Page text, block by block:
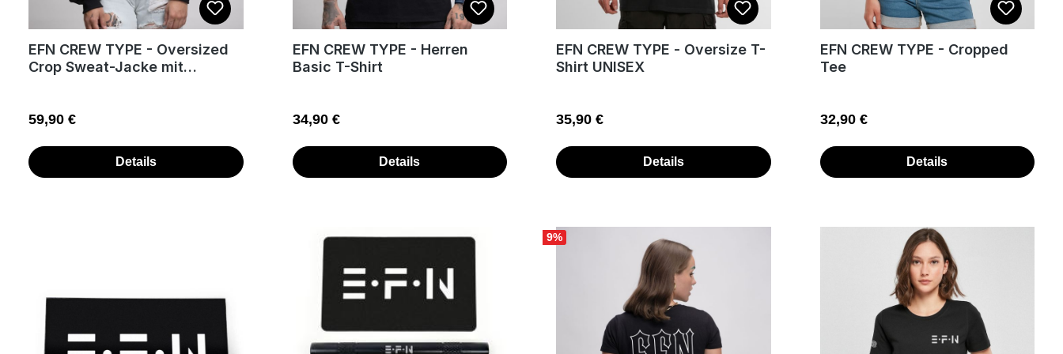
EFN CREW TYPE - Oversized
Crop Sweat-Jacke mit
Regulärer Preis:
59,90 €
Details
EFN CREW TYPE - Herren
Basic T-Shirt
Regulärer Preis:
34,90 €
Details
EFN CREW TYPE - Oversize T-
Shirt UNISEX
Regulärer Preis:
35,90 €
Details
EFN CREW TYPE - Cropped
Tee
Regulärer Preis:
32,90 €
Details
9%